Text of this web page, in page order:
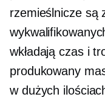
rzemieślnicze są
wkładają czas i
produkowany
w dużych